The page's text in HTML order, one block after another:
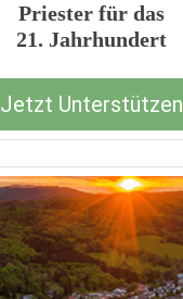
Priester für das
21. Jahrhundert
Jetzt Unterstützen